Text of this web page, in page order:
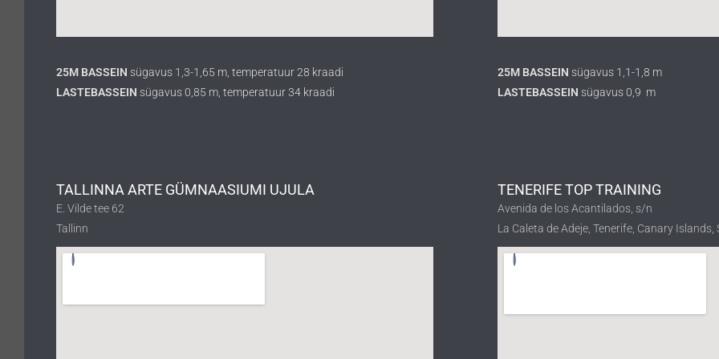
25M BASSEIN sügavus 1,3-1,65 m, temperatuur 28 kraadi
LASTEBASSEIN sügavus 0,85 m, temperatuur 34 kraadi
25M BASSEIN sügavus 1,1-1,8 m
LASTEBASSEIN sügavus 0,9 m
TALLINNA ARTE GÜMNAASIUMI UJULA
E. Vilde tee 62
Tallinn
TENERIFE TOP TRAINING
Avenida de los Acantilados, s/n
La Caleta de Adeje, Tenerife, Canary Islands,